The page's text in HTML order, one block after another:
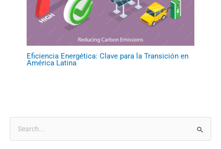
Eficiencia Energética: Clave para la Transición en
América Latina